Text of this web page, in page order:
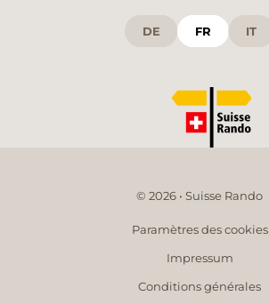
DE FR IT
© 2026 • Suisse Rando
Paramètres des cookies
Impressum
Conditions générales